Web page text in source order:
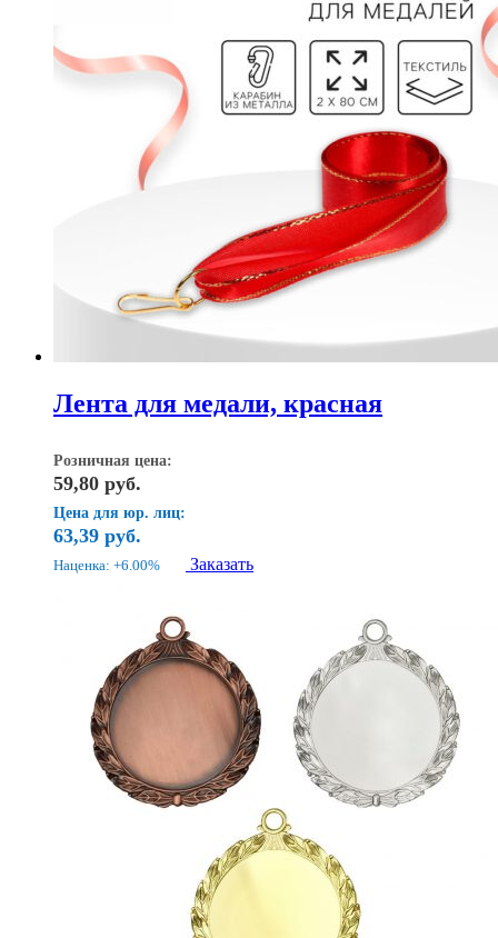
Лента для медали, красная
Розничная цена:
59,80 руб.
Цена для юр. лиц:
63,39 руб.
Наценка: +6.00% Заказать